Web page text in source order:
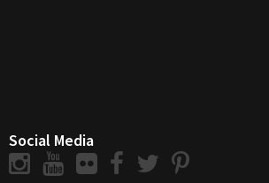
Social Media